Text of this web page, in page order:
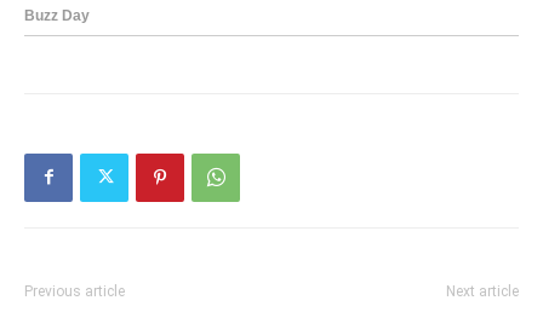
Previous article Next article